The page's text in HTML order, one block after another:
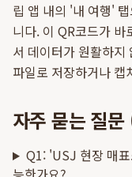
립 앱 내의 '내 여행'
니다. 이 QR코드가
서 데이터가 원활하지
파일로 저장하거나 캡
자주 묻는 질문
Q1: 'USJ 현장 매